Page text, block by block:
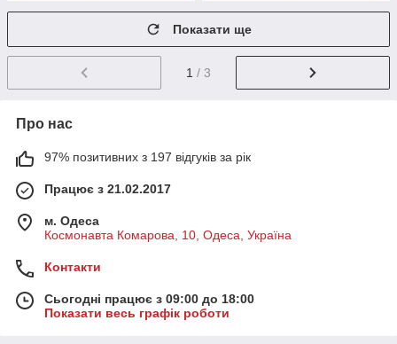
Показати ще
1 / 3
Про нас
97% позитивних з 197 відгуків за рік
Працює з 21.02.2017
м. Одеса
Космонавта Комарова, 10, Одеса, Україна
Контакти
Сьогодні працює з 09:00 до 18:00
Показати весь графік роботи